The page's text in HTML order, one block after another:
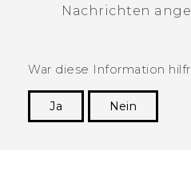
Nachrichten
War diese Information
Ja
Nein